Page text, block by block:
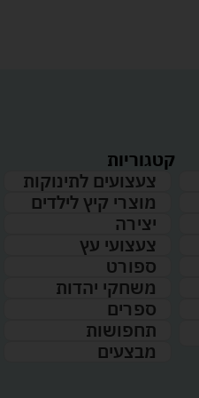
קטגוריות
צעצועים לתינוקות
מוצרי קיץ לילדים
יצירה
צעצועי עץ
ספורט
משחקי יהדות
ספרים
תחפושות
מבצעים